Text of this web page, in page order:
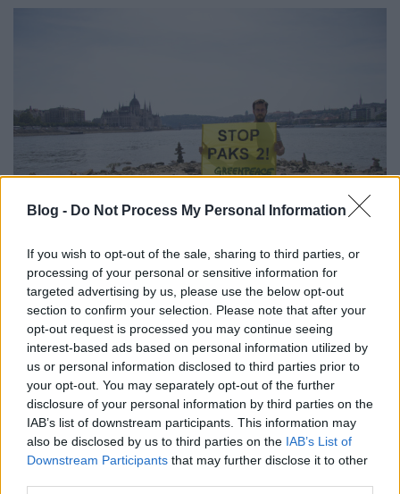
Blog - Do Not Process My Personal Information
If you wish to opt-out of the sale, sharing to third parties, or
processing of your personal or sensitive information for
targeted advertising by us, please use the below opt-out
section to confirm your selection. Please note that after your
opt-out request is processed you may continue seeing
interest-based ads based on personal information utilized by
us or personal information disclosed to third parties prior to
your opt-out. You may separately opt-out of the further
disclosure of your personal information by third parties on the
IAB’s list of downstream participants. This information may
also be disclosed by us to third parties on the IAB’s List of
Downstream Participants that may further disclose it to other
A klímaválság az atomerőműveket
sem kíméli
PergerA 2018. augusztus 27.
Melegebb volt-e a Duna Paks alatt 30 Celsius-foknál
vagy sem? Pont jókor vagy rosszkor romlott el a
hőmérő? Le kellett volna állítani Paksot? És ha ...